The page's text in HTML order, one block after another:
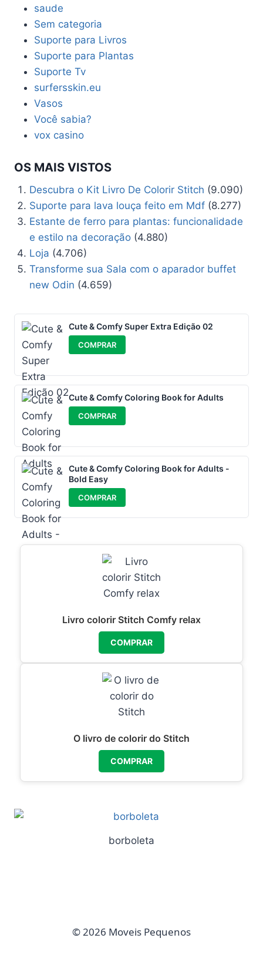
saude
Sem categoria
Suporte para Livros
Suporte para Plantas
Suporte Tv
surfersskin.eu
Vasos
Você sabia?
vox casino
OS MAIS VISTOS
Descubra o Kit Livro De Colorir Stitch (9.090)
Suporte para lava louça feito em Mdf (8.277)
Estante de ferro para plantas: funcionalidade
e estilo na decoração (4.880)
Loja (4.706)
Transforme sua Sala com o aparador buffet
new Odin (4.659)
Cute & Comfy Super Extra Edição 02
COMPRAR
Cute & Comfy Coloring Book for Adults
COMPRAR
Cute & Comfy Coloring Book for Adults -
Bold Easy
COMPRAR
Livro colorir Stitch Comfy relax
COMPRAR
O livro de colorir do Stitch
COMPRAR
borboleta
© 2026 Moveis Pequenos